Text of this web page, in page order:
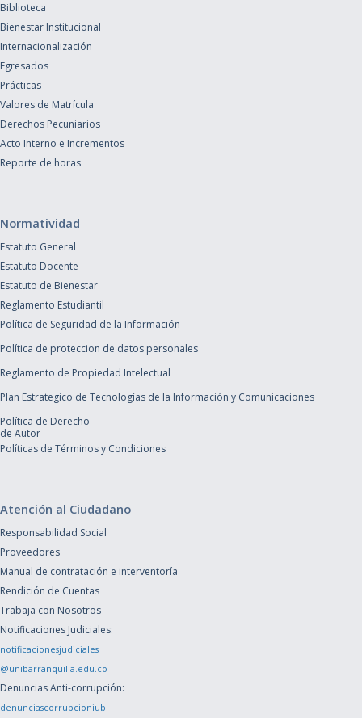
Biblioteca
Bienestar Institucional
Internacionalización
Egresados
Prácticas
Valores de Matrícula
Derechos Pecuniarios
Acto Interno e Incrementos
Reporte de horas
Normatividad
Estatuto General
Estatuto Docente
Estatuto de Bienestar
Reglamento Estudiantil
Política de Seguridad de la Información
Política de proteccion de datos personales
Reglamento de Propiedad Intelectual
Plan Estrategico de Tecnologías de la Información y Comunicaciones
Política de Derecho
de Autor
Políticas de Términos y Condiciones
Atención al Ciudadano
Responsabilidad Social
Proveedores
Manual de contratación e interventoría
Rendición de Cuentas
Trabaja con Nosotros
Notificaciones Judiciales:
notificacionesjudiciales
@unibarranquilla.edu.co
Denuncias Anti-corrupción:
denunciascorrupcioniub